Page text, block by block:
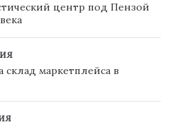
центр под Пензой
маркетплейса в